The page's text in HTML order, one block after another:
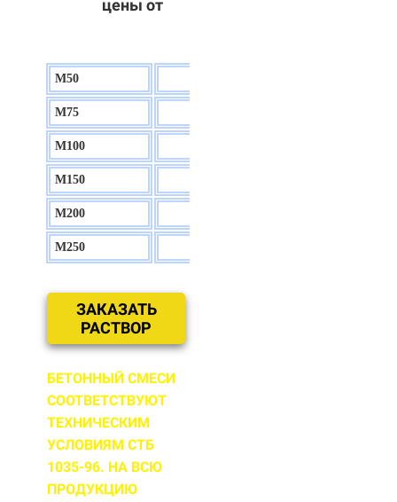
цены от
М50
М75
М100
М150
М200
М250
ЗАКАЗАТЬ
РАСТВОР
БЕТОННЫЙ СМЕСИ
СООТВЕТСТВУЮТ
ТЕХНИЧЕСКИМ
УСЛОВИЯМ СТБ
1035-96. НА ВСЮ
ПРОДУКЦИЮ